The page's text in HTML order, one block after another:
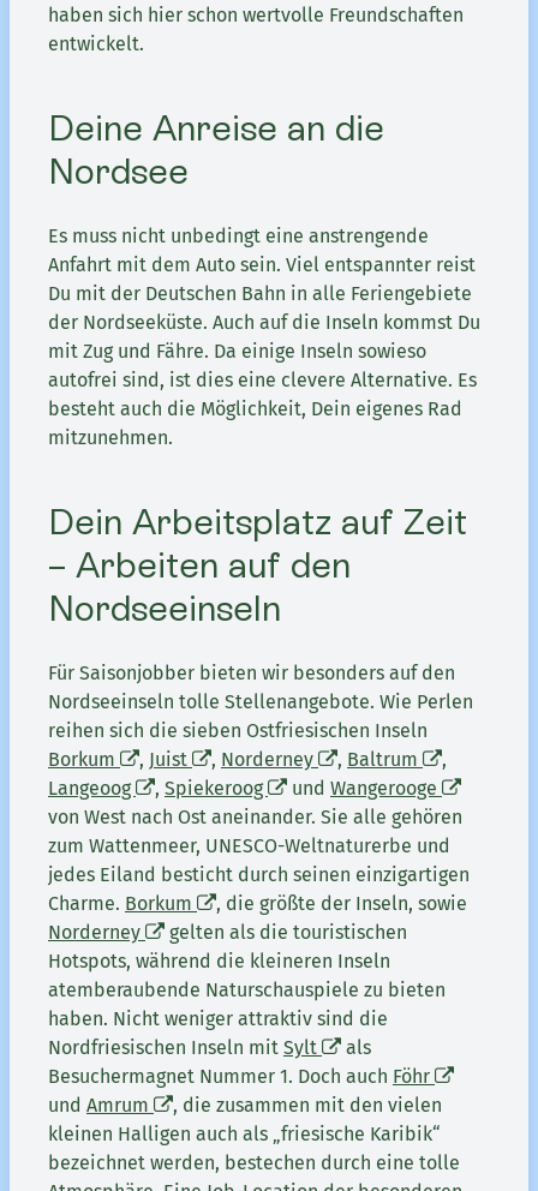
haben sich hier schon wertvolle Freundschaften
entwickelt.
Deine Anreise an die
Nordsee
Es muss nicht unbedingt eine anstrengende
Anfahrt mit dem Auto sein. Viel entspannter reist
Du mit der Deutschen Bahn in alle Feriengebiete
der Nordseeküste. Auch auf die Inseln kommst Du
mit Zug und Fähre. Da einige Inseln sowieso
autofrei sind, ist dies eine clevere Alternative. Es
besteht auch die Möglichkeit, Dein eigenes Rad
mitzunehmen.
Dein Arbeitsplatz auf Zeit
– Arbeiten auf den
Nordseeinseln
Für Saisonjobber bieten wir besonders auf den
Nordseeinseln tolle Stellenangebote. Wie Perlen
reihen sich die sieben Ostfriesischen Inseln
Borkum
, Juist , Norderney , Baltrum
,
Langeoog
, Spiekeroog und Wangerooge
von West nach Ost aneinander. Sie alle gehören
zum Wattenmeer, UNESCO-Weltnaturerbe und
jedes Eiland besticht durch seinen einzigartigen
Charme. Borkum
, die größte der Inseln, sowie
Norderney
gelten als die touristischen
Hotspots, während die kleineren Inseln
atemberaubende Naturschauspiele zu bieten
haben. Nicht weniger attraktiv sind die
Nordfriesischen Inseln mit Sylt
als
Besuchermagnet Nummer 1. Doch auch Föhr
und Amrum
, die zusammen mit den vielen
kleinen Halligen auch als „friesische Karibik“
bezeichnet werden, bestechen durch eine tolle